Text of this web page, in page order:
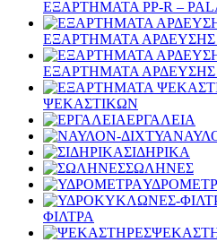
ΕΞΑΡΤΗΜΑΤΑ PP-R –
ΕΞΑΡΤΗΜΑΤΑ
ΕΞΑΡΤΗΜΑΤΑ
ΨΕΚΑΣΤΙΚΩΝ
ΕΡΓΑΛΕΙΑ
ΣΙΔΗΡΙΚΑ
ΣΩΛΗΝΕΣ
ΦΙΛΤΡΑ